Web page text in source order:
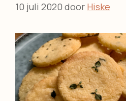
10 juli 2020 door Hiske